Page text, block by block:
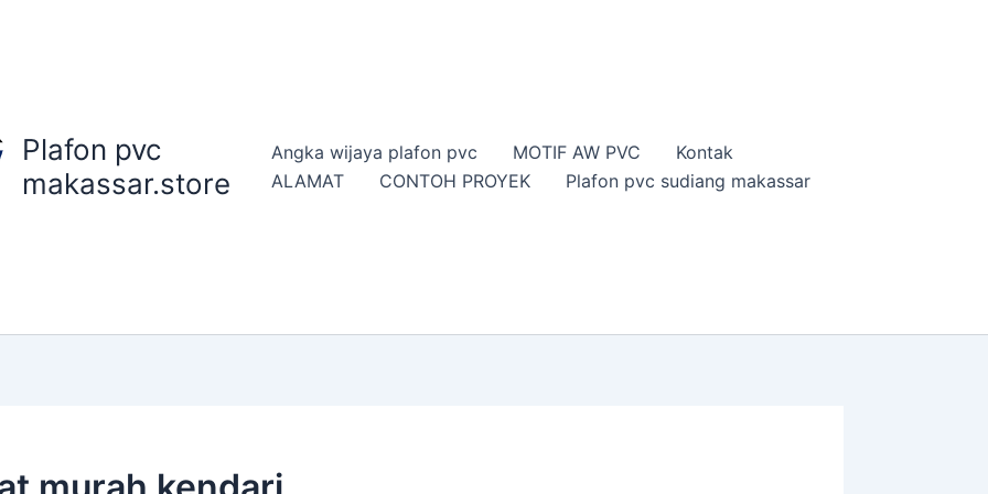
Plafon pvc
makassar.store
Angka wijaya plafon pvc MOTIF AW PVC
Kontak
ALAMAT
CONTOH PROYEK Plafon pvc sudiang makassar